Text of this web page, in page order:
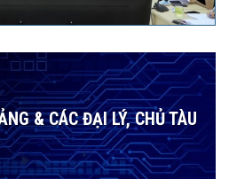
& CÁC ĐẠI LÝ, CHỦ TÀU